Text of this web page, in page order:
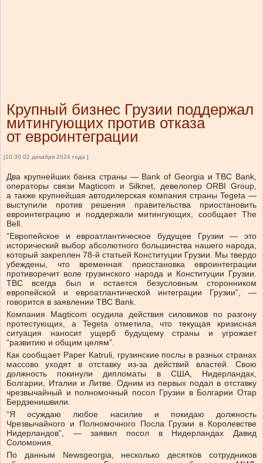
Крупный бизнес Грузии поддержал
митингующих против отказа
от евроинтеграции
[10:30 02 декабря 2024 года ]
Два крупнейших банка страны — Bank of Georgia и TBC Bank,
операторы связи Magticom и Silknet, девелопер ORBI Group,
а также крупнейшая автодилерская компания страны Tegeta —
выступили против решения правительства приостановить
евроинтеграцию и поддержали митингующих, сообщает The
Bell.
“Европейское и евроатлантическое будущее Грузии — это
исторический выбор абсолютного большинства нашего народа,
который закреплен 78-й статьей Конституции Грузии. Мы твердо
убеждены, что временная приостановка евроинтеграции
противоречит воле грузинского народа и Конституции Грузии.
TBC всегда был и остается безусловным сторонником
европейской и евроатлантической интеграции Грузии”, —
говорится в заявлении TBC Bank.
Компания Magticom осудила действия силовиков по разгону
протестующих, а Tegeta отметила, что текущая кризисная
ситуация наносит ущерб будущему страны и угрожает
“развитию и общим целям”.
Как сообщает Paper Katruli, грузинские послы в разных странах
массово уходят в отставку из-за действий властей. Свою
должность покинули дипломаты в США, Нидерландах,
Болгарии, Италии и Литве. Одним из первых подал в отставку
чрезвычайный и полномочный посол Грузии в Болгарии Отар
Бердзенишвили.
“Я осуждаю любое насилие и покидаю должность
Чрезвычайного и Полномочного Посла Грузии в Королевстве
Нидерландов”, — заявил посол в Нидерландах Давид
Соломония.
По данным Newsgeorgia, несколько десятков сотрудников